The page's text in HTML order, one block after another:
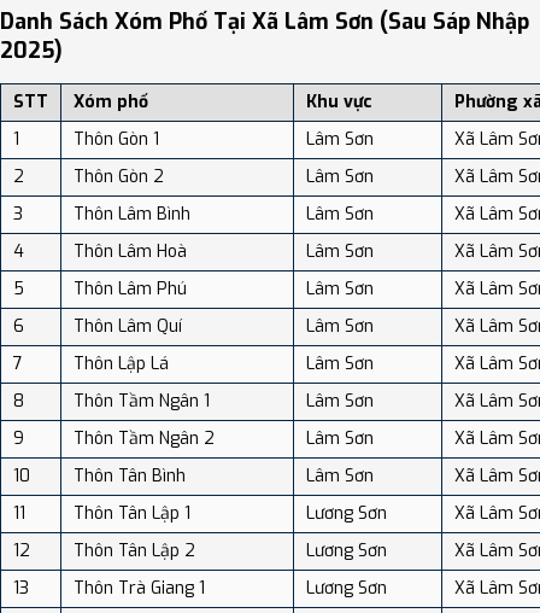
địa điểm tại: VReview.vn - Nền tảng review địa điểm, dịch vụ và du
lịch uy tín tại Việt Nam.
Danh Sách Xóm Phố Tại Xã Lâm Sơn (sau Sáp Nhập
2025)
STT Xóm phố Khu vực
Phường
1
Thôn Gòn 1 Lâm Sơn
Xã Lâm
2
Thôn Gòn 2 Lâm Sơn
Xã Lâm
3
Thôn Lâm Bình Lâm Sơn
Xã Lâm
4
Thôn Lâm Hoà Lâm Sơn
Xã Lâm
5
Thôn Lâm Phú Lâm Sơn
Xã Lâm
6
Thôn Lâm Quí Lâm Sơn
Xã Lâm
7
Thôn Lập Lá Lâm Sơn
Xã Lâm
8
Thôn Tầm Ngân 1 Lâm Sơn
Xã Lâm
9
Thôn Tầm Ngân 2 Lâm Sơn
Xã Lâm
10
Thôn Tân Bình Lâm Sơn
Xã Lâm
11
Thôn Tân Lập 1 Lương Sơn
Xã Lâm
12
Thôn Tân Lập 2 Lương Sơn
Xã Lâm
13
Thôn Trà Giang 1 Lương Sơn
Xã Lâm